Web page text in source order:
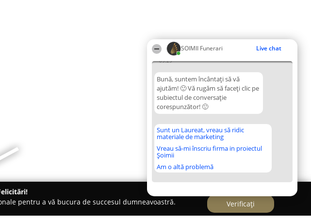
SOIMII Funerari Live chat
09:29
Bună, suntem încântați să vă
ajutăm! 🙂 Vă rugăm să faceți clic pe
subiectul de conversație
corespunzător! 🙂
Sunt un Laureat, vreau să ridic
materiale de marketing
Vreau să-mi înscriu firma in proiectul
Șoimii
Am o altă problemă
pentru a vă bucura de succesul dumneavoastră.
Verificați